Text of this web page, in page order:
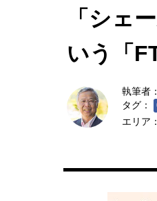
「シェ
いう「
執筆者：
タグ：
エリア：